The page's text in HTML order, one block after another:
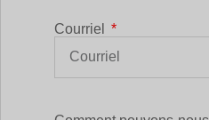
Courriel